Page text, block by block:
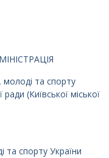
молоді та спорту
(Київської міської
та спорту України